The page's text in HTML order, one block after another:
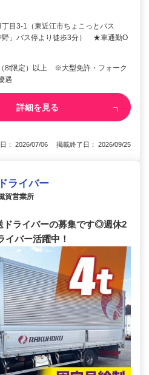
目3-1（東近江市ちょこっとバス
野」バス停より徒歩3分） ★車通勤O
8t限定）以上 ※大型免許・フォーク
遇
詳細を見る
： 2026/07/06 掲載終了日： 2026/09/25
ライバー
賀営業所
ドライバーの募集です◎週休2
バー活躍中！